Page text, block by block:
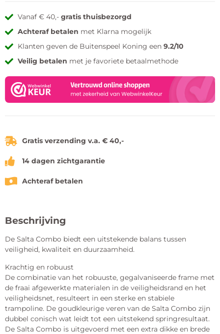
Vanaf € 40,-gratis thuisbezorgd
Achteraf betalen met Klarna mogelijk
Klanten geven de Buitenspeel Koning een9.2/10
Veilig betalen met je favoriete betaalmethode
Gratis verzending v.a. € 40,-
14 dagen zichtgarantie
Achteraf betalen
Beschrijving
De Salta Combo biedt een uitstekende balans tussen
veiligheid, kwaliteit en duurzaamheid.
Krachtig en robuust
De combinatie van het robuuste, gegalvaniseerde frame met
de fraai afgewerkte materialen in de veiligheidsrand en het
veiligheidsnet, resulteert in een sterke en stabiele
trampoline. De goudkleurige veren van de Salta Combo zijn
dubbel conisch wat leidt tot een uitstekend springresultaat.
De Salta Combo is uitgevoerd met een extra dikke en brede